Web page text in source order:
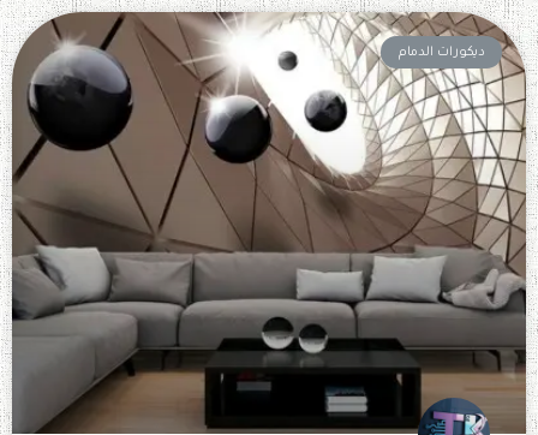
ديكورات الدمام